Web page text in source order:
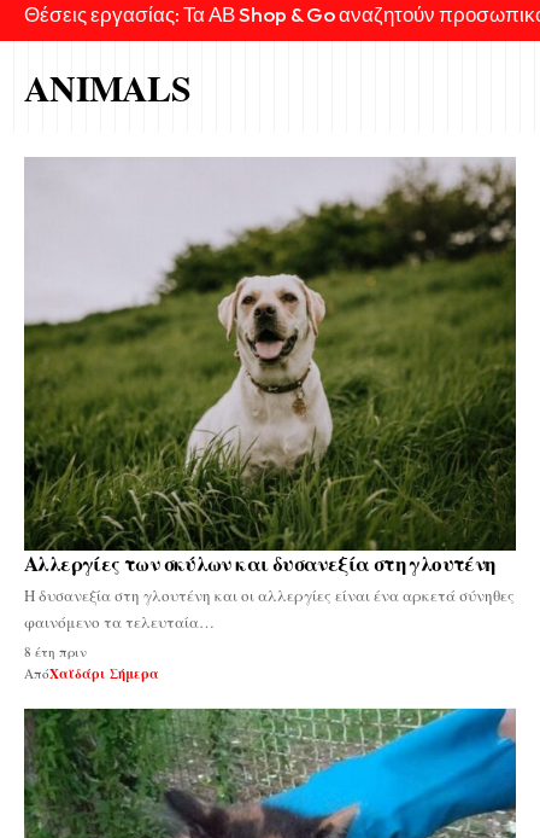
Θέσεις εργασίας: Τα ΑΒ Shop & Go αναζητούν
ANIMALS
Αλλεργίες των σκύλων και δυσανεξία στη γλουτένη
Η δυσανεξία στη γλουτένη και οι αλλεργίες είναι ένα αρκετά σύνηθες
φαινόμενο τα τελευταία…
8 έτη πριν
ΑπόΧαϊδάρι Σήμερα